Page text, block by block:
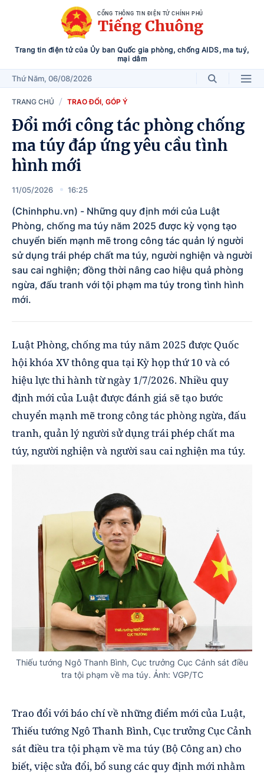
CỔNG THÔNG TIN ĐIỆN TỬ CHÍNH PHỦ
Tiếng Chuông
Trang tin điện tử của Ủy ban Quốc gia phòng, chống AIDS, ma tuý,
mại dâm
Thứ Năm, 06/08/2026
TRANG CHỦ TRAO ĐỔI, GÓP Ý
Đổi mới công tác phòng chống
ma túy đáp ứng yêu cầu tình
hình mới
11/05/2026 16:25
(Chinhphu.vn) - Những quy định mới của Luật
Phòng, chống ma túy năm 2025 được kỳ vọng tạo
chuyển biến mạnh mẽ trong công tác quản lý người
sử dụng trái phép chất ma túy, người nghiện và người
sau cai nghiện; đồng thời nâng cao hiệu quả phòng
ngừa, đấu tranh với tội phạm ma túy trong tình hình
mới.
Luật Phòng, chống ma túy năm 2025 được Quốc
hội khóa XV thông qua tại Kỳ họp thứ 10 và có
hiệu lực thi hành từ ngày 1/7/2026. Nhiều quy
định mới của Luật được đánh giá sẽ tạo bước
chuyển mạnh mẽ trong công tác phòng ngừa, đấu
tranh, quản lý người sử dụng trái phép chất ma
túy, người nghiện và người sau cai nghiện ma túy.
Thiếu tướng Ngô Thanh Bình, Cục trưởng Cục Cảnh sát điều
tra tội phạm về ma túy. Ảnh: VGP/TC
Trao đổi với báo chí về những điểm mới của Luật,
Thiếu tướng Ngô Thanh Bình, Cục trưởng Cục Cảnh
sát điều tra tội phạm về ma túy (Bộ Công an) cho
biết, việc sửa đổi, bổ sung các quy định mới nhằm